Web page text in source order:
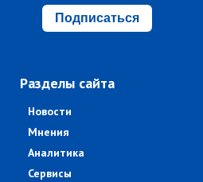
Подписаться
Разделы сайта
Новости
Мнения
Аналитика
Сервисы